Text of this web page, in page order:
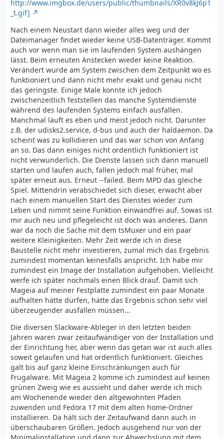
http://www.imgbox.de/users/public/thumbnails/XR0v8kJ6p1
_t.gif]
Nach einem Neustart dann wieder alles weg und der
Dateimanager findet wieder keine USB-Datenträger. Kommt
auch vor wenn man sie im laufenden System aushängen
lässt. Beim erneuten Anstecken wieder keine Reaktion.
Verändert wurde am System zwischen dem Zeitpunkt wo es
funktioniert und dann nicht mehr exakt und genau nicht
das geringste. Einige Male konnte ich jedoch
zwischenzeitlich feststellen das manche Systemdienste
während des laufenden Systems einfach ausfallen.
Manchmal läuft es eben und meist jedoch nicht. Darunter
z.B. der udisks2.service, d-bus und auch der haldaemon. Da
scheint was zu kollidieren und das war schon von Anfang
an so. Das dann einiges nicht ordentlich funktioniert ist
nicht verwunderlich. Die Dienste lassen sich dann manuell
starten und laufen auch, fallen jedoch mal früher, mal
später erneut aus. Erneut --failed. Beim MPD das gleiche
Spiel. Mittendrin verabschiedet sich dieser, erwacht aber
nach einem manuellen Start des Dienstes wieder zum
Leben und nimmt seine Funktion einwandfrei auf. Sowas ist
mir auch neu und pflegeleicht ist doch was anderes. Dann
war da noch die Sache mit dem tsMuxer und ein paar
weitere Kleinigkeiten. Mehr Zeit werde ich in diese
Baustelle nicht mehr investieren, zumal mich das Ergebnis
zumindest momentan keinesfalls anspricht. Ich habe mir
zumindest ein Image der Installation aufgehoben. Vielleicht
werfe ich später nochmals einen Blick drauf. Damit sich
Mageia auf meiner Festplatte zumindest ein paar Monate
aufhalten hätte dürfen, hätte das Ergebnis schon sehr viel
überzeugender ausfallen müssen...
Die diversen Slackware-Ableger in den letzten beiden
Jahren waren zwar zeitaufwändiger von der Installation und
der Einrichtung her, aber wenn das getan war ist auch alles
soweit gelaufen und hat ordentlich funktioniert. Gleiches
galt bis auf ganz kleine Einschränkungen auch für
Frugalware. Mit Mageia 2 komme ich zumindest auf keinen
grünen Zweig wie es aussieht und daher werde ich mich
am Wochenende wieder den altgewohnten Pfaden
zuwenden und Fedora 17 mit dem alten home-Ordner
installieren. Da hält sich der Zeitaufwand dann auch in
überschaubaren Größen. Jedoch ausgehend nur von der